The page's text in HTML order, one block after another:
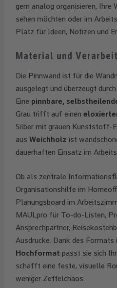
gern analog organisieren, Ihre
sehen möchten oder im
Platz für Ideen, Notizen und
Material und
Die Pinnwand ist für die
ausgelegt und überzeugt
Eine pinnbare,
Grau trifft auf einen
Silber mit grauen Kunststoff-
aus Weichholz ist
dauerhaften Einsatz im
Ob als zentrale
Organisationshilfe im
Planungsboard im
MAULpro für To-do-Listen,
Ansprechpartner,
Ausdrucke. Dank des Formats
Hochformat passt sie sich
schafft eine feste, visuelle
weniger Zettelchaos.